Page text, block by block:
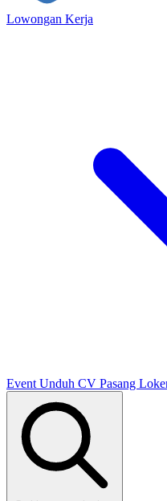
Lowongan Kerja
Event Unduh CV Pasang